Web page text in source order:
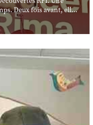
Deux fois avant, ell...